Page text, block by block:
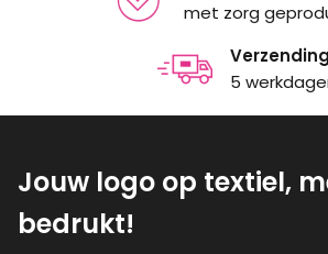
met zorg
Verzending
5
Jouw logo op textiel,
bedrukt!